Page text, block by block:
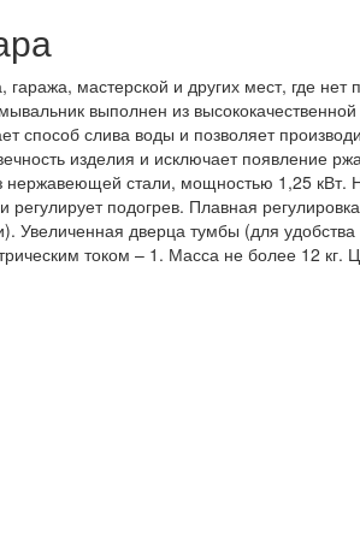
мастерской и других мест, где
выполнен из
способ слива воды и позволяет
изделия и исключает появление
нержавеющей стали, мощностью 1,25
подогрев. Плавная
Увеличенная дверца тумбы (для
током – 1. Масса не более 12 кг.